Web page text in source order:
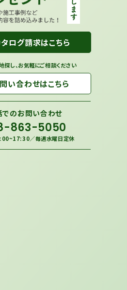
ログ請求はこちら
探し、お気軽にご相談ください
い合わせはこちら
でのお問い合わせ
863-5050
／毎週水曜日定休